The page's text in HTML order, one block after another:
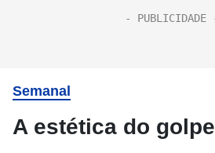
Semanal
A estética do golpe